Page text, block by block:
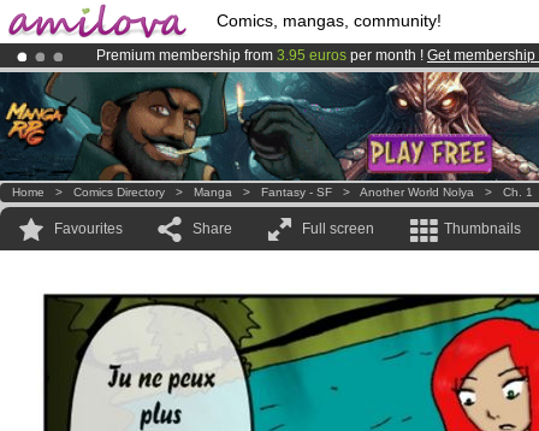
Comics, mangas, community!
Premium membership from 3.95 euros per month ! Get membership
AmilovaKickstarter is now LIVE!.
Already 100000membersand 1000 comics & mangas!.
Home > Comics Directory > Manga > Fantasy - SF > Another World Nolya > Ch. 1
Favourites Share Full screen Thumbnails